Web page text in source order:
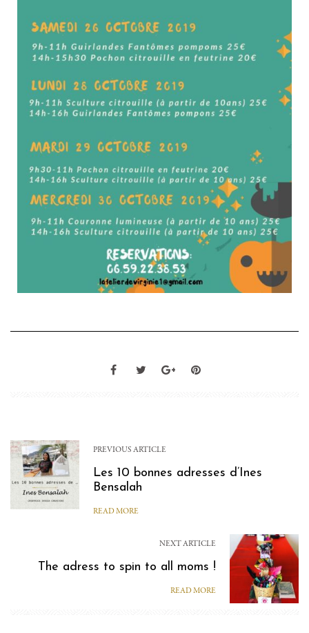
PREVIOUS ARTICLE
Les 10 bonnes adresses d’Ines
Bensalah
READ MORE
NEXT ARTICLE
The adress to spin to all moms !
READ MORE